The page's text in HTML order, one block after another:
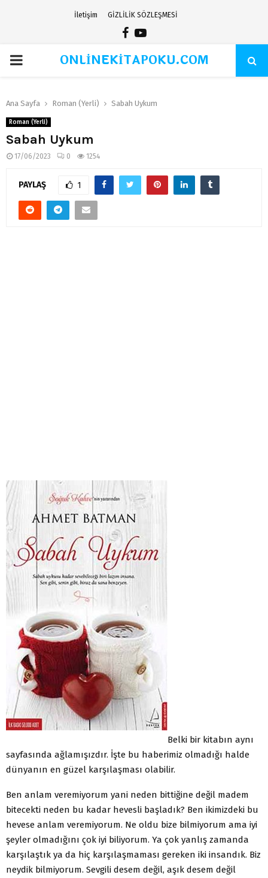
İletişim GİZLİLİK SÖZLEŞMESİ
Facebook
Youtube
PRIMARYONLİNEKİTAPOKU.COM
Ana Sayfa Roman (Yerli) Sabah Uykum
Roman (Yerli)
Sabah Uykum
17/06/2023 0 1254
PAYLAŞ 1
Belki bir kitabın aynı
sayfasında ağlamışızdır. İşte bu haberimiz olmadığı halde
dünyanın en güzel karşılaşması olabilir.
Ben anlam veremiyorum yani neden bittiğine değil madem
bitecekti neden bu kadar hevesli başladık? Ben ikimizdeki bu
hevese anlam veremiyorum. Ne oldu bize bilmiyorum ama iyi
şeyler olmadığını çok iyi biliyorum. Ya çok yanlış zamanda
karşılaştık ya da hiç karşılaşmaması gereken iki insandık. Biz
neydik bilmiyorum. Sevgili desem değil, aşık desem değil